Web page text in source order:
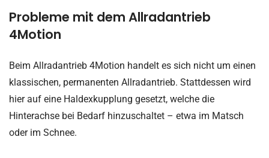
Probleme mit dem Allradantrieb
4Motion
Beim Allradantrieb 4Motion handelt es sich nicht um einen
klassischen, permanenten Allradantrieb. Stattdessen wird
hier auf eine Haldexkupplung gesetzt, welche die
Hinterachse bei Bedarf hinzuschaltet – etwa im Matsch
oder im Schnee.